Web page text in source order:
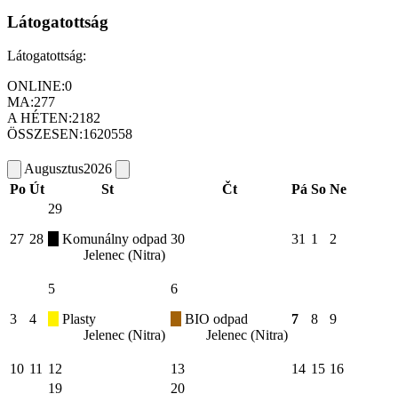
Látogatottság
Látogatottság:
ONLINE:0
MA:277
A HÉTEN:2182
ÖSSZESEN:1620558
Augusztus2026
Po Út St Čt Pá So Ne
27 28
29
Komunálny odpad
Jelenec (Nitra)
30 31 1 2
3 4
5
Plasty
Jelenec (Nitra)
6
BIO odpad
Jelenec (Nitra)
7 8 9
10 11 12 13 14 15 16
19
20